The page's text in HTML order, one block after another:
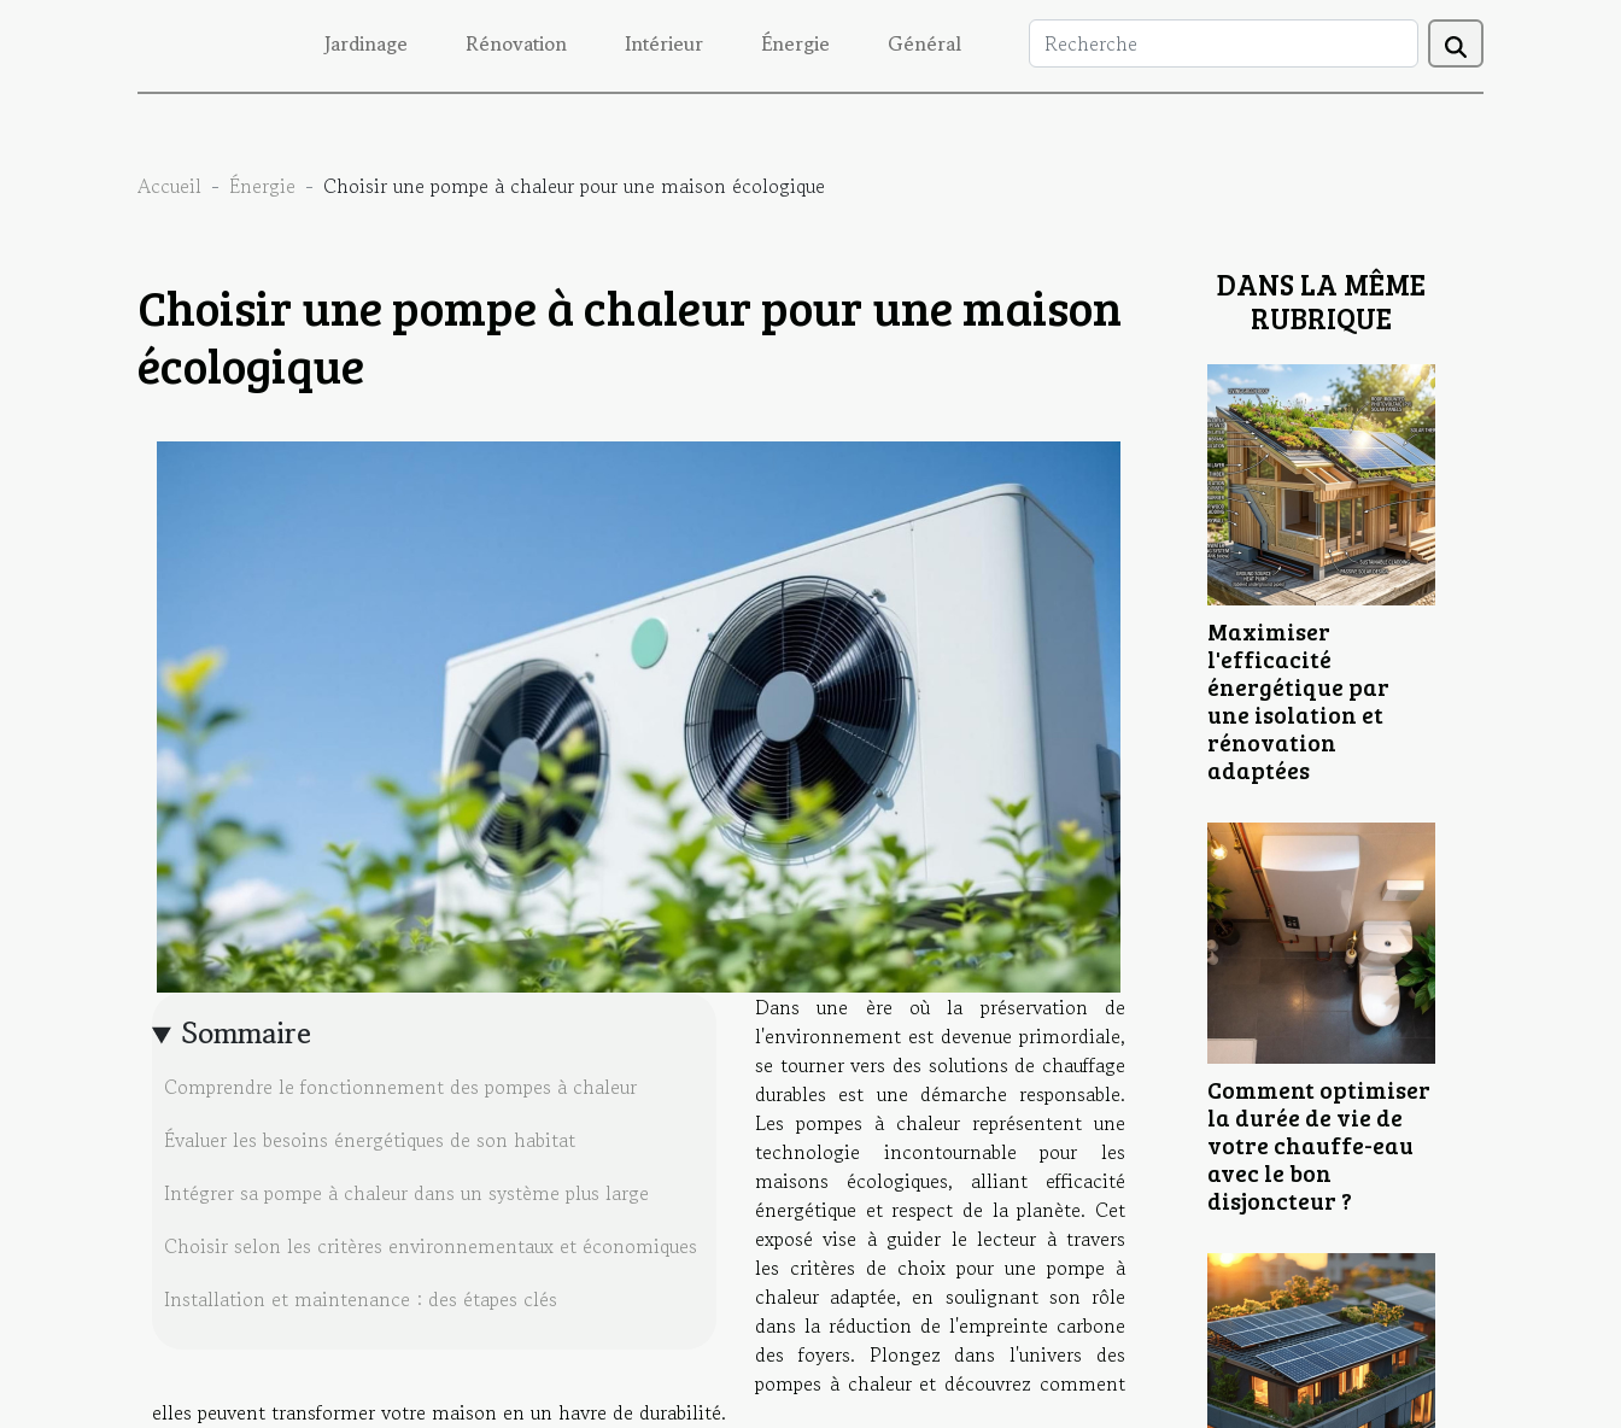
Jardinage Rénovation Intérieur Énergie Général
Accueil Énergie Choisir une pompe à chaleur pour une maison écologique
Choisir une pompe à chaleur pour une maison
écologique
Sommaire
Comprendre le fonctionnement des pompes à chaleur
Évaluer les besoins énergétiques de son habitat
Intégrer sa pompe à chaleur dans un système plus large
Choisir selon les critères environnementaux et économiques
Installation et maintenance : des étapes clés
Dans une ère où la préservation de
l'environnement est devenue primordiale,
se tourner vers des solutions de chauffage
durables est une démarche responsable.
Les pompes à chaleur représentent une
technologie incontournable pour les
maisons écologiques, alliant efficacité
énergétique et respect de la planète. Cet
exposé vise à guider le lecteur à travers
les critères de choix pour une pompe à
chaleur adaptée, en soulignant son rôle
dans la réduction de l'empreinte carbone
des foyers. Plongez dans l'univers des
pompes à chaleur et découvrez comment
elles peuvent transformer votre maison en un havre de durabilité.
DANS LA MÊME
RUBRIQUE
Maximiser
l'efficacité
énergétique par
une isolation et
rénovation
adaptées
Comment optimiser
la durée de vie de
votre chauffe-eau
avec le bon
disjoncteur ?